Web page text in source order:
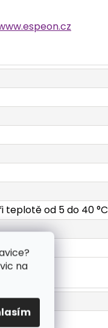
na
teplotě od 5 do 40 °C